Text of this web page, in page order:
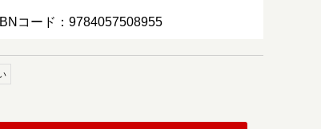
コード：9784057508955